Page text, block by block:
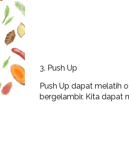
3. Push Up
Push Up dapat melatih
bergelambir. Kita dapat